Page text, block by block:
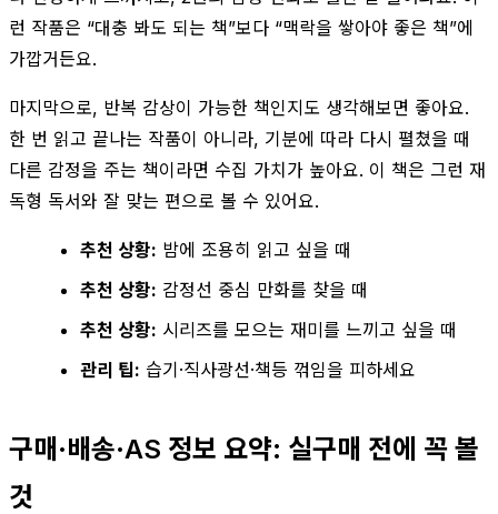
런 작품은 “대충 봐도 되는 책”보다 “맥락을 쌓아야 좋은 책”에
가깝거든요.
마지막으로, 반복 감상이 가능한 책인지도 생각해보면 좋아요.
한 번 읽고 끝나는 작품이 아니라, 기분에 따라 다시 펼쳤을 때
다른 감정을 주는 책이라면 수집 가치가 높아요. 이 책은 그런 재
독형 독서와 잘 맞는 편으로 볼 수 있어요.
추천 상황: 밤에 조용히 읽고 싶을 때
추천 상황: 감정선 중심 만화를 찾을 때
추천 상황: 시리즈를 모으는 재미를 느끼고 싶을 때
관리 팁: 습기·직사광선·책등 꺾임을 피하세요
구매·배송·AS 정보 요약: 실구매 전에 꼭 볼
것